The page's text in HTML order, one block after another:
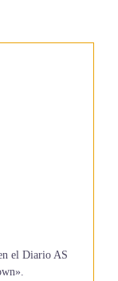
el Diario AS